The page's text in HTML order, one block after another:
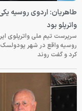
طاهریان: اردوی روسیه
واترپلو بود
سرپرست تیم ملی واترپلوی
روسیه واقع در شهر پودولسک
کرد و گفت روند